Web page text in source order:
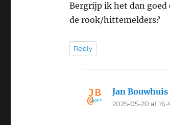
Bergrijp ik het dan
de rook/hittemelders?
Reply
Jan Bouwhuis
2025-05-20 at